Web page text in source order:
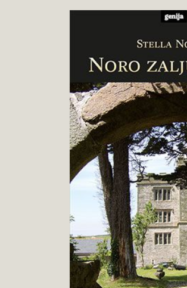
zaljubljena
knjigo